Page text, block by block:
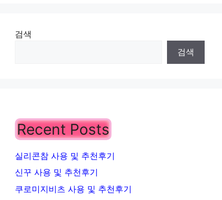
검색
검색
Recent Posts
실리콘참 사용 및 추천후기
신꾸 사용 및 추천후기
쿠로미지비츠 사용 및 추천후기